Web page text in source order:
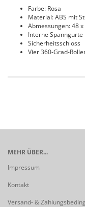
Farbe: Rosa
Material: ABS mit
Abmessungen: 48 x
Interne Spanngurte
Sicherheitsschloss
Vier 360-Grad-
MEHR ÜBER...
Impressum
Kontakt
Versand- &